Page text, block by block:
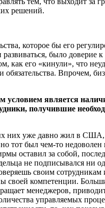
решений.
которое бы его
было доверие
как его «кинули», что
Впрочем,
является
получившие
уже давно жил в США,
тот был чем-то
оставил за собой,
не подписывался
своим
своей компетенции.
менеджеров,
управляемых